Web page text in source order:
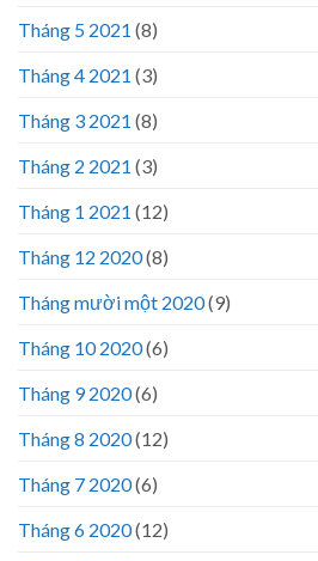
Tháng 5 2021 (8)
Tháng 4 2021 (3)
Tháng 3 2021 (8)
Tháng 2 2021 (3)
Tháng 1 2021 (12)
Tháng 12 2020(8)
Tháng mười một 2020(9)
Tháng 10 2020(6)
Tháng 9 2020(6)
Tháng 8 2020(12)
Tháng 7 2020(6)
Tháng 6 2020(12)